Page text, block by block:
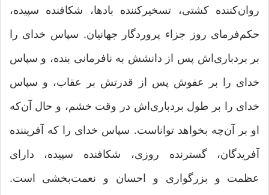
روان‌كننده كشتی، تسخیركننده بادها، شكافنده سپیده،
حكم‌فرمای روز جزاء پروردگار جهانیان. سپاس خدای را
بر بردباری‌اش پس از دانشش به نافرمانی بنده، و سپاس
خدای را بر عفوش پس از قدرتش بر عقاب، و سپاس
خدای را بر طول بردباری‌اش در وقت خشم، و حال آن‌كه
او بر آن‌چه بخواهد تواناست. سپاس خدای را كه آفریننده
آفریدگان، گسترنده روزی، شكافنده سپیده، دارای
عظمت و بزرگواری و احسان و نعمت‌بخشی است.